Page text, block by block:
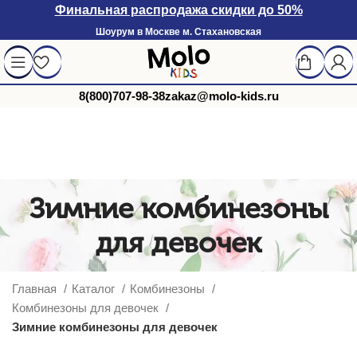
Финальная распродажа скидки до 50%
Шоурум в Москве м. Стахановская
8(800)707-98-38zakaz@molo-kids.ru
Зимние комбинезоны
для девочек
Главная Каталог
Комбинезоны
Комбинезоны для девочек
Зимние комбинезоны для девочек